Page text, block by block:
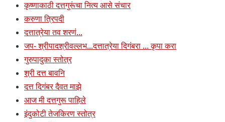
कृष्णाकाठी दत्तगुरूंचा नित्य आसे संचार
करुणा त्रिपदी
दत्तात्रेया तव शरणं...
जप- श्रीपादश्रीवल्लभ...दत्तात्रेया दिगंबरा ... कृपा करा
गुरुपादुका स्तोत्र
श्री दत्त बावनि
दत्त दिगंबर दैवत माझे
आज मी दत्तगुरू पाहिले
इंदुकोटी तेजकिरण स्तोत्र